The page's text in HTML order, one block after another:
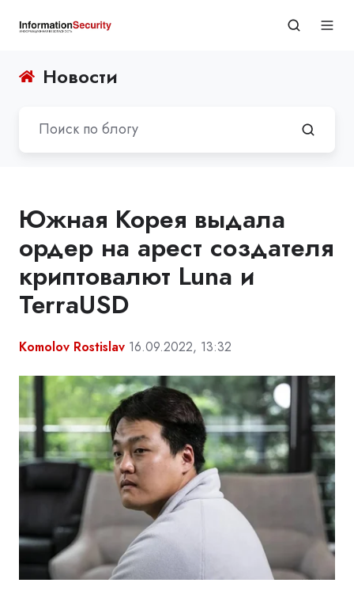
Новости
Южная Корея выдала
ордер на арест создателя
криптовалют Luna и
TerraUSD
Komolov Rostislav 16.09.2022, 13:32